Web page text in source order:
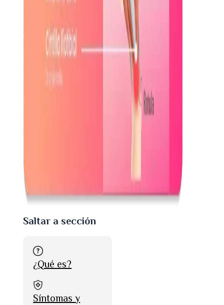
Saltar a sección
¿Qué es?
Síntomas y